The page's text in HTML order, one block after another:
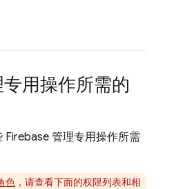
用操作所需的
Firebase 管理专用操作所需
色 ，请查看下面的权限列表和相